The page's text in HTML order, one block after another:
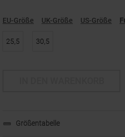
EU-Größe UK-Größe US-Größe
25,5 30,5
Größentabelle